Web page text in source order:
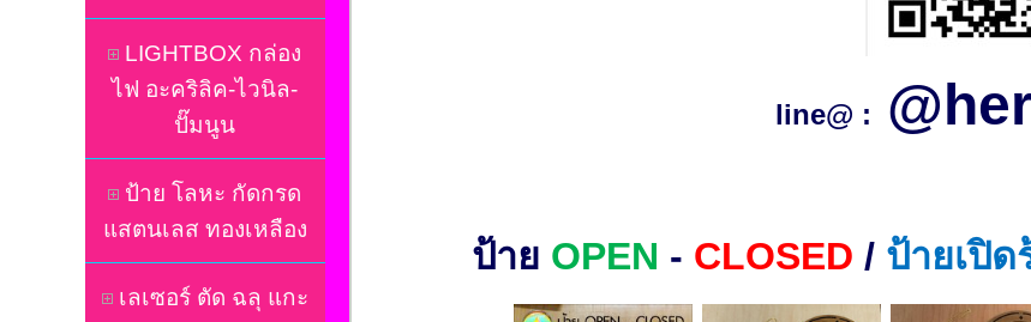
LIGHTBOX กล่อง
ไฟ อะคริลิค-ไวนิล-
ปั๊มนูน
ป้าย โลหะ กัดกรด
แสตนเลส ทองเหลือง
เลเซอร์ ตัด ฉลุ แกะ
line@ :
ป้าย OPEN - CLOSED / ป้ายเปิด